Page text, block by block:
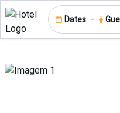
Dates -